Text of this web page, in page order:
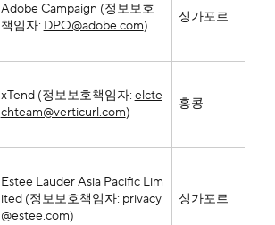
Adobe Campaign (정보보호
책임자: DPO@adobe.com)
싱가포르
xTend (정보보호책임자: elcte
chteam@verticurl.com)
홍콩
Estee Lauder Asia Pacific Lim
ited (정보보호책임자: privacy
@estee.com)
싱가포르